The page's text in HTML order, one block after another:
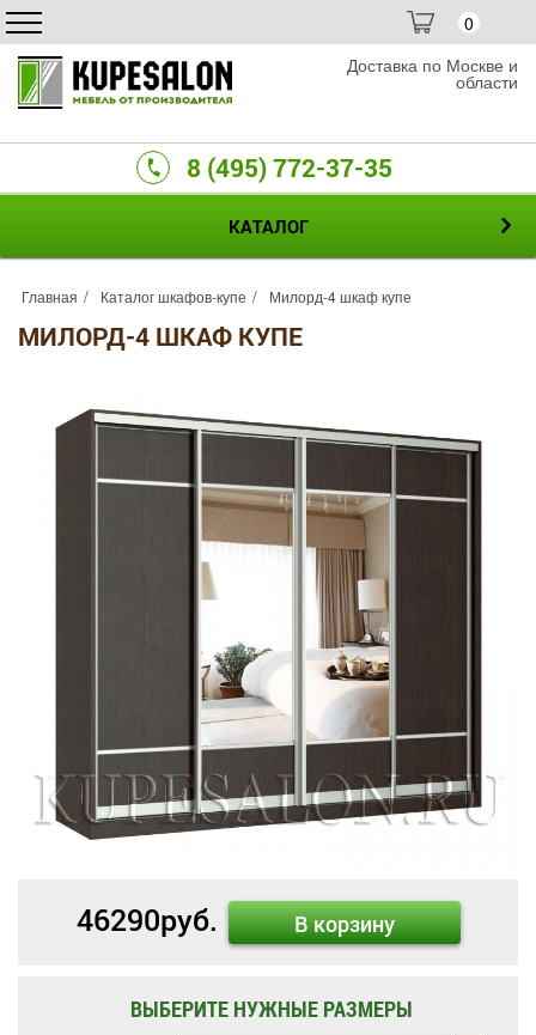
0
Доставка по Москве и
области
8 (495) 772-37-35
КАТАЛОГ
Главная Каталог шкафов-купе Милорд-4 шкаф купе
МИЛОРД-4 ШКАФ КУПЕ
46290руб. В корзину
ВЫБЕРИТЕ НУЖНЫЕ РАЗМЕРЫ